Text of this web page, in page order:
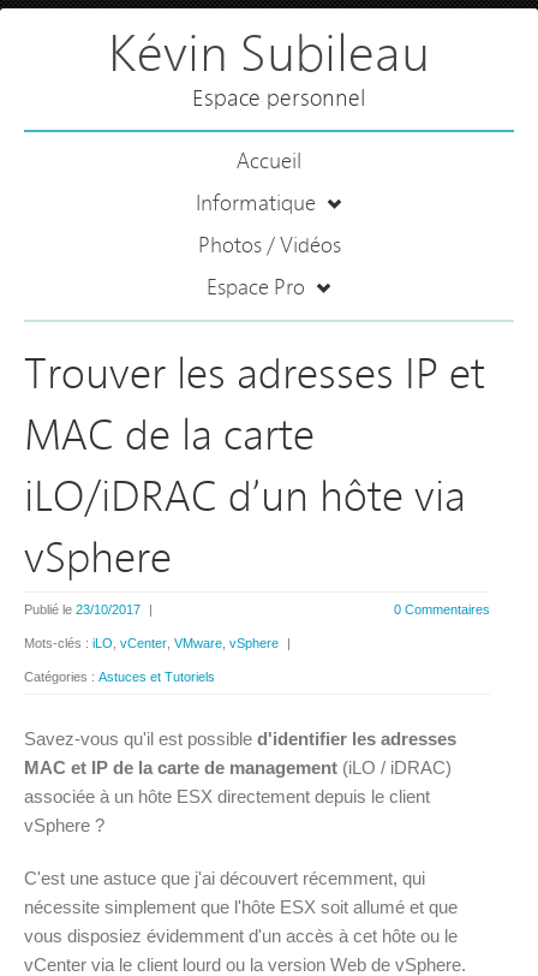
Kévin Subileau
Espace personnel
Accueil
Informatique
Photos / Vidéos
Espace Pro
Trouver les adresses IP et
MAC de la carte
iLO/iDRAC d’un hôte via
vSphere
0 Commentaires
Publié le 23/10/2017 |
Mots-clés : iLO vCenter VMware vSphere |
Catégories : Astuces et Tutoriels
Savez-vous qu'il est possible d'identifier les adresses
MAC et IP de la carte de management (iLO / iDRAC)
associée à un hôte ESX directement depuis le client
vSphere ?
C'est une astuce que j'ai découvert récemment, qui
nécessite simplement que l'hôte ESX soit allumé et que
vous disposiez évidemment d'un accès à cet hôte ou le
vCenter via le client lourd ou la version Web de vSphere.